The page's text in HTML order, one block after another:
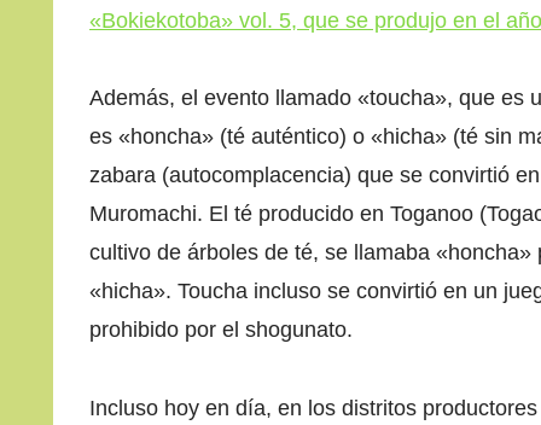
«Bokiekotoba» vol. 5, que se produjo en el
Además, el evento llamado «toucha», que es
es «honcha» (té auténtico) o «hicha» (té sin
zabara (autocomplacencia) que se convirtió
Muromachi. El té producido en Toganoo
cultivo de árboles de té, se llamaba
«hicha». Toucha incluso se convirtió en un
prohibido por el shogunato.
Incluso hoy en día, en los distritos